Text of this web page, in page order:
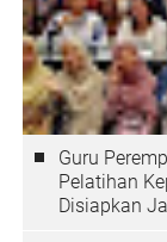
Guru
Pelatihan
Disiapkan